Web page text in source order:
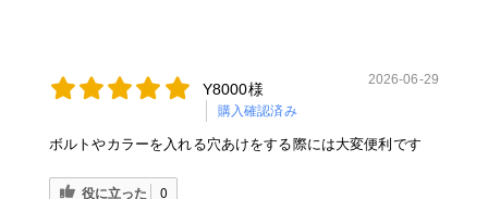
Y8000様
購入確認済み
2026-06-29
ボルトやカラーを入れる穴あけをする際には大変便利です
役に立った 0